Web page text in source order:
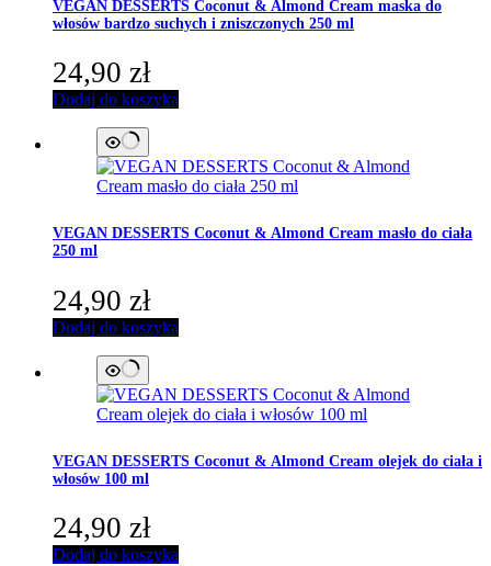
VEGAN DESSERTS Coconut & Almond Cream maska do
włosów bardzo suchych i zniszczonych 250 ml
24,90 zł
Dodaj do koszyka
VEGAN DESSERTS Coconut & Almond Cream masło do ciała
250 ml
24,90 zł
Dodaj do koszyka
VEGAN DESSERTS Coconut & Almond Cream olejek do ciała i
włosów 100 ml
24,90 zł
Dodaj do koszyka